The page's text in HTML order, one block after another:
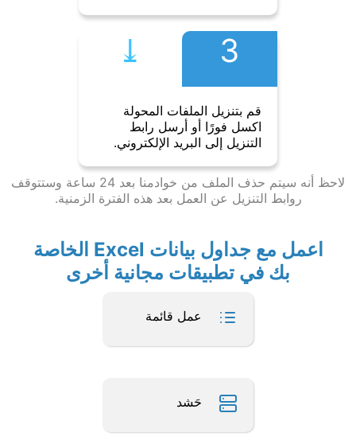
3
⤓︎
قم بتنزيل الملفات المحولة
اكسل فورًا أو أرسل رابط
التنزيل إلى البريد الإلكتروني.
لاحظ أنه سيتم حذف الملف من خوادمنا بعد 24 ساعة وستتوقف
روابط التنزيل عن العمل بعد هذه الفترة الزمنية.
اعمل مع جداول بيانات Excel الخاصة
بك في تطبيقات مجانية أخرى
عمل قائمة
حَشد